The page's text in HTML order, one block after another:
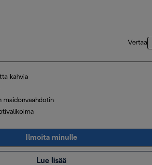
Vertaa
kahvia
maidonvaahdotin
Ilmoita minulle
Lue lisää